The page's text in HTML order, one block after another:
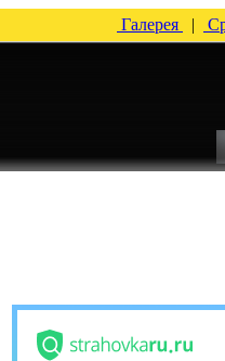
Галерея |